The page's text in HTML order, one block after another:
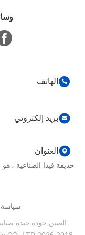
الهاتف
بريد إلكتروني
العنوان
حديقة فيدا الصناعية ، هو
سياسة
الصين جودة جيدة